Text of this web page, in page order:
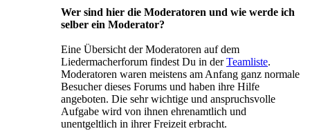
Wer sind hier die Moderatoren und wie werde ich
selber ein Moderator?
Eine Übersicht der Moderatoren auf dem
Liedermacherforum findest Du in derTeamliste.
Moderatoren waren meistens am Anfang ganz normale
Besucher dieses Forums und haben ihre Hilfe
angeboten. Die sehr wichtige und anspruchsvolle
Aufgabe wird von ihnen ehrenamtlich und
unentgeltlich in ihrer Freizeit erbracht.